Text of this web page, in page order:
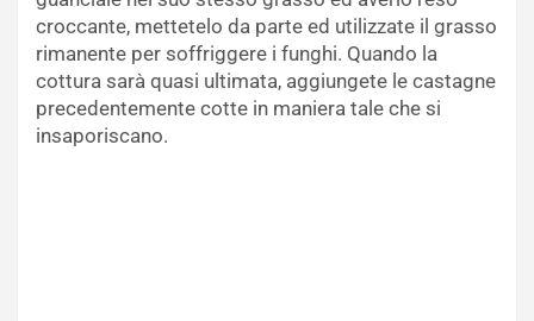
croccante, mettetelo da parte ed utilizzate il grasso
rimanente per soffriggere i funghi. Quando la
cottura sarà quasi ultimata, aggiungete le castagne
precedentemente cotte in maniera tale che si
insaporiscano.